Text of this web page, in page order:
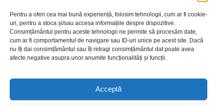
Pentru a oferi cea mai bună experiență, folosim tehnologii, cum ar fi cookie-
uri, pentru a stoca și/sau accesa informațiile despre dispozitive.
Consimțământul pentru aceste tehnologii ne permite să procesăm date,
cum ar fi comportamentul de navigare sau ID-uri unice pe acest site. Dacă
nu îți dai consimțământul sau îți retragi consimțământul dat poate avea
afecte negative asupra unor anumite funcționalități și funcții.
Acceptă